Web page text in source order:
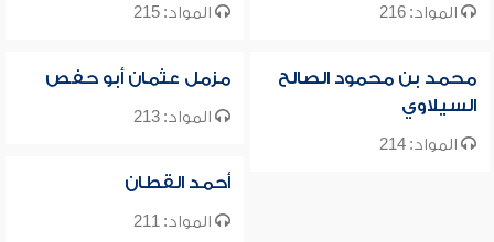
المواد: 216 المواد: 215
محمد بن محمود الصالح
السيلاوي
المواد: 214
مزمل عثمان أبو حفص
المواد: 213
أحمد القطان
المواد: 211